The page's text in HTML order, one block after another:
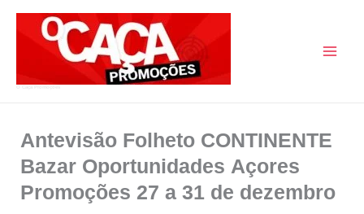
Antevisão Folheto CONTINENTE
Bazar Oportunidades Açores
Promoções 27 a 31 de dezembro